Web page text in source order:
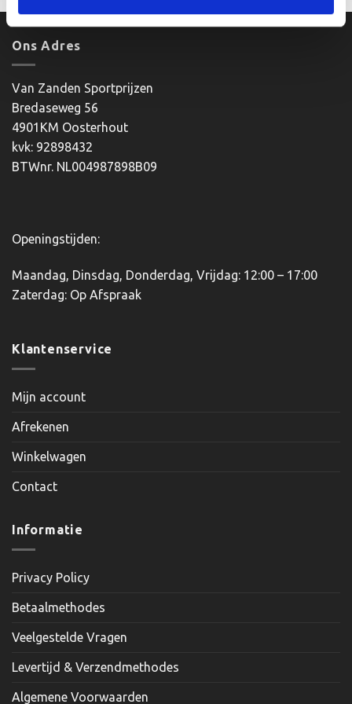
Ons Adres
Van Zanden Sportprijzen
Bredaseweg 56
4901KM Oosterhout
kvk: 92898432
BTWnr. NL004987898B09
Openingstijden:
Maandag, Dinsdag, Donderdag, Vrijdag: 12:00 – 17:00
Zaterdag: Op Afspraak
Klantenservice
Mijn account
Afrekenen
Winkelwagen
Contact
Informatie
Privacy Policy
Betaalmethodes
Veelgestelde Vragen
Levertijd & Verzendmethodes
Algemene Voorwaarden